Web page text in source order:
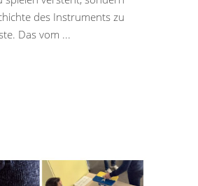
des Instruments zu
Das vom